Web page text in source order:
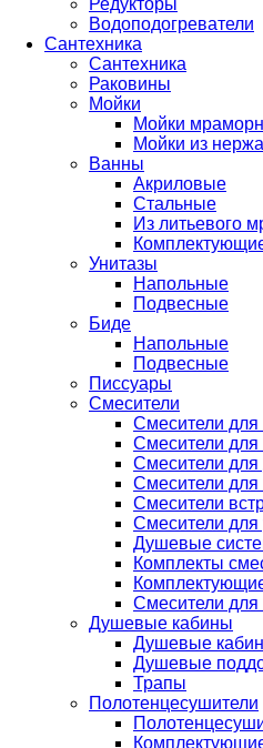
Редукторы
Водоподогреватели
Сантехника
Сантехника
Раковины
Мойки
Мойки
Мойки из
Ванны
Акриловые
Стальные
Из литьевого
Унитазы
Напольные
Подвесные
Биде
Напольные
Подвесные
Писсуары
Смесители
Смесители для
Смесители для
Смесители
Смесители для
Смесители
Смесители
Душевые
Комплекты
Смесители
Душевые кабины
Душевые
Душевые
Трапы
Полотенцесушители